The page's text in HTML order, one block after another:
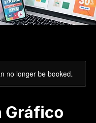
no longer be booked.
Gráfico